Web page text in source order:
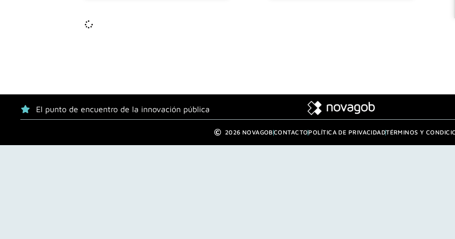
El punto de encuentro de la innovación pública
2026 NOVAGOBCONTACTOPOLÍTICA DE PRIVACIDADTÉRMINOS Y